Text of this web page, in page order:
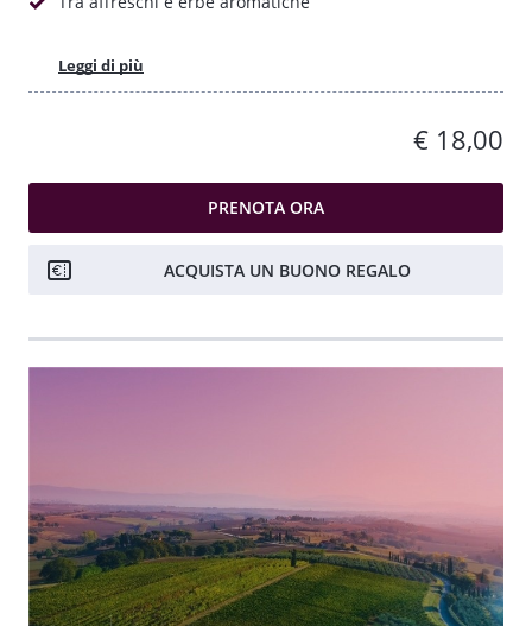
Leggi di più
€ 18,00
PRENOTA ORA
ACQUISTA UN BUONO REGALO